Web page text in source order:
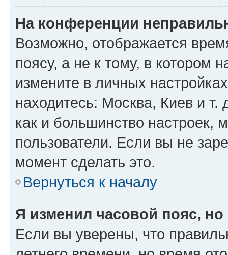
На конференции
Возможно, отображается
поясу, а не к тому, в котором
измените в личных
находитесь: Москва, Киев и т.
как и большинство настроек,
пользователи. Если вы не
момент сделать это.
Вернуться к началу
Я изменил часовой пояс,
Если вы уверены, что